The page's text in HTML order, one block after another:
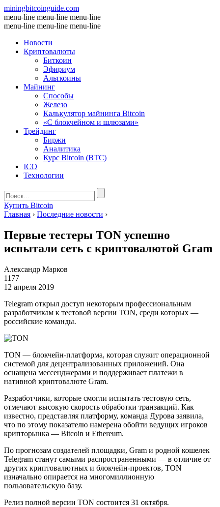
miningbitcoinguide.com
menu-line menu-line menu-line
menu-line menu-line menu-line
Новости
Криптовалюты
Биткоин
Эфириум
Альткоины
Майнинг
Способы
Железо
Калькулятор майнинга Bitcoin
«С блокчейном и шлюзами»
Трейдинг
Биржи
Аналитика
Курс Bitcoin (BTC)
ICO
Технологии
Купить Bitcoin
Главная › Последние новости ›
Первые тестеры TON успешно
испытали сеть с криптовалютой Gram
Александр Марков
1177
12 апреля 2019
Telegram открыл доступ некоторым профессиональным
разработчикам к тестовой версии TON, среди которых —
российские команды.
TON — блокчейн-платформа, которая служит операционной
системой для децентрализованных приложений. Она
оснащена мессенджерами и поддерживает платежи в
нативной криптовалюте Gram.
Разработчики, которые смогли испытать тестовую сеть,
отмечают высокую скорость обработки транзакций. Как
известно, представляя платформу, команда Дурова заявила,
что по этому показателю намерена обойти ведущих игроков
крипторынка — Bitcoin и Ethereum.
По прогнозам создателей площадки, Gram и родной кошелек
Telegram станут самыми распространенными — в отличие от
других криптовалютных и блокчейн-проектов, TON
изначально опирается на многомиллионную
пользовательскую базу.
Релиз полной версии TON состоится 31 октября.